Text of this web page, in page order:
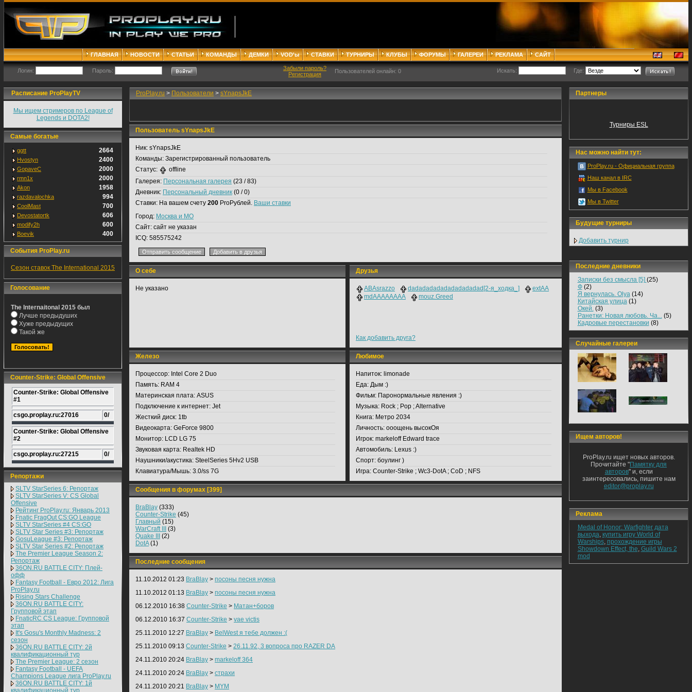
ГЛАВНАЯ НОВОСТИ СТАТЬИ КОМАНДЫ ДЕМКИ VOD'ы СТАВКИ ТУРНИРЫ КЛУБЫ ФОРУМЫ ГАЛЕРЕИ РЕКЛАМА САЙТ
Логин: Пароль:
Забыли пароль?
Регистрация
Пользователей онлайн: 0 Искать: Где:
Расписание ProPlayTV
Мы ищем стримеров по League of
Legends и DOTA2!
Самые богатые
ggtt 2664
Hvostyn 2400
GopaveC 2000
rmn1x 2000
Akon 1958
razdavalochka 994
CoolMast 700
Devostatortk 606
modify2h 600
Boevik 400
События ProPlay.ru
Сезон ставок The International 2015
Голосование
The Internaitonal 2015 был
Лучше предыдуших
Хуже предыдущих
Такой же
Counter-Strike: Global Offensive
Counter-Strike: Global Offensive
#1
csgo.proplay.ru:27016 0/
Counter-Strike: Global Offensive
#2
csgo.proplay.ru:27215 0/
Репортажи
SLTV StarSeries 6: Репортаж
SLTV StarSeries V: CS Global
Offensive
Рейтинг ProPlay.ru: Январь 2013
Fnatic FragOut CS:GO League
SLTV StarSeries #4 CS:GO
SLTV Star Series #3: Репортаж
GosuLeague #3: Репортаж
SLTV Star Series #2: Репортаж
The Premier League Season 2:
Репортаж
36ON.RU BATTLE CITY: Плей-
офф
Fantasy Football - Евро 2012: Лига
ProPlay.ru
Rising Stars Challenge
36ON.RU BATTLE CITY:
Групповой этап
FnaticRC CS League: Групповой
этап
It's Gosu's Monthly Madness: 2
сезон
36ON.RU BATTLE CITY: 2й
квалификационный тур
The Premier League: 2 cезон
Fantasy Football - UEFA
Champions League лига ProPlay.ru
36ON.RU BATTLE CITY: 1й
квалификационный тур
ProPlay.ru > Пользователи > sYnapsJkE
Пользователь sYnapsJkE
Ник: sYnapsJkE
Команды: Зарегистрированный пользователь
Статус:
offline
Галерея: Персональная галерея (23 / 83)
Дневник: Персональный дневник (0 / 0)
Ставки: На вашем счету 200 ProРублей. Ваши ставки
Город: Москва и МО
Сайт: сайт не указан
ICQ: 585575242
О себе
Не указано
Друзья
ABAsrazzo dadadadadadadadadadad[2-я_ходка_]
extAA
mdAAAAAAAA
mouz.Greed
Как добавить друга?
Железо
Процессор: Intel Core 2 Duo
Память: RAM 4
Материнская плата: ASUS
Подключение к интернет: Jet
Жесткий диск: 1tb
Видеокарта: GeForce 9800
Монитор: LCD LG 75
Звуковая карта: Realtek HD
Наушники/акустика: SteelSeries 5Hv2 USB
Клавиатура/Мышь: 3.0/ss 7G
Любимое
Напиток: limonade
Еда: Дым :)
Фильм: Паронормальные явления :)
Музыка: Rock ; Pop ; Alternative
Книга: Метро 2034
Личность: ооощень высокОя
Игрок: markeloff Edward trace
Автомобиль: Lexus :)
Спорт: боулинг )
Игра: Counter-Strike ; Wc3-DotA ; CoD ; NFS
Сообщения в форумах [399]
BraBlay (333)
Counter-Strike (45)
Главный (15)
WarCraft III
(3)
Quake III
(2)
DotA(1)
Последние сообщения
11.10.2012 01:23 BraBlay > посоны песня нужна
11.10.2012 01:13 BraBlay > посоны песня нужна
06.12.2010 16:38 Counter-Strike > Матан+боров
06.12.2010 16:37 Counter-Strike > vae victis
25.11.2010 12:27 BraBlay > BelWest я тебе должен :(
25.11.2010 09:13 Counter-Strike > 26.11.92, 3 вопроса про RAZER DA
24.11.2010 20:24 BraBlay > markeloff 364
24.11.2010 20:24 BraBlay > страхи
24.11.2010 20:21 BraBlay > MYM
Партнеры
Турниры ESL
Нас можно найти тут:
ProPlay.ru - Официальная группа
Наш канал в IRC
Мы в Facebook
Мы в Twitter
Будущие турниры
Добавить турнир
Последние дневники
Записки без смысла [5] (25)
Ф(2)
Я вернулась. Olya(14)
Китайская улица(1)
Окей.(3)
Ранетки: Новая любовь. Ча...(5)
Кадровые перестановки (8)
Случайные галереи
Ищем авторов!
ProPlay.ru ищет новых авторов.
Прочитайте "Памятку для
авторов" и, если
заинтересовались, пишите нам
editor@proplay.ru
Реклама
Medal of Honor: Warfighter дата
выхода, купить игру World of
Warships, прохождение игры
Showdown Effect, the, Guild Wars 2
mod